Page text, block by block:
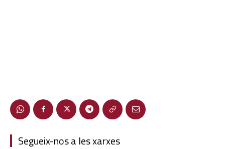
Segueix-nos a les xarxes